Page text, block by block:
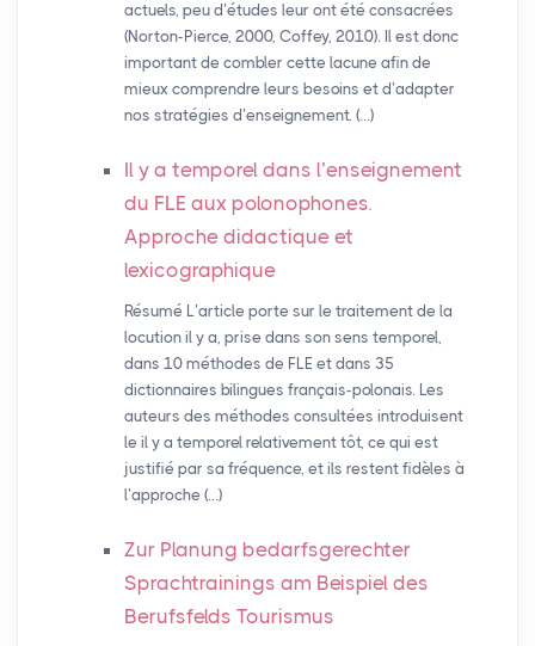
actuels, peu d’études leur ont été consacrées
(Norton-Pierce, 2000, Coffey, 2010). Il est donc
important de combler cette lacune afin de
mieux comprendre leurs besoins et d’adapter
nos stratégies d’enseignement. (…)
Il y a temporel dans l’enseignement
du FLE aux polonophones.
Approche didactique et
lexicographique
Résumé L’article porte sur le traitement de la
locution il y a, prise dans son sens temporel,
dans 10 méthodes de FLE et dans 35
dictionnaires bilingues français-polonais. Les
auteurs des méthodes consultées introduisent
le il y a temporel relativement tôt, ce qui est
justifié par sa fréquence, et ils restent fidèles à
l’approche (…)
Zur Planung bedarfsgerechter
Sprachtrainings am Beispiel des
Berufsfelds Tourismus